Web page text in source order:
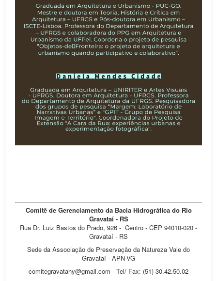
Comitê de Gerenciamento da Bacia Hidrográfica do Rio
Gravataí - RS
Rua Dr. Luiz Bastos do Prado, 926 - Centro - CEP 94010-020 -
Gravataí - RS
Sede da Associação de Preservação da Natureza Vale do
Gravataí - APN-VG
comitegravatahy@gmail.com - Tel/ Fax: (51) 30.42.50.02